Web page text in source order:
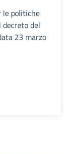
le politiche
del
23 marzo